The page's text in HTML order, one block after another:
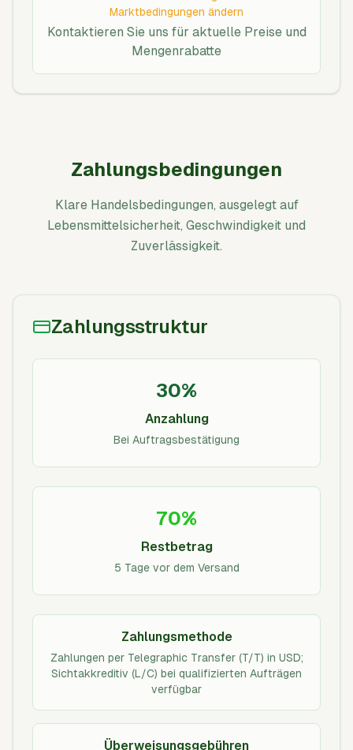
Marktbedingungen ändern
Kontaktieren Sie uns für aktuelle Preise und
Mengenrabatte
Zahlungsbedingungen
Klare Handelsbedingungen, ausgelegt auf
Lebensmittelsicherheit, Geschwindigkeit und
Zuverlässigkeit.
Zahlungsstruktur
30%
Anzahlung
Bei Auftragsbestätigung
70%
Restbetrag
5 Tage vor dem Versand
Zahlungsmethode
Zahlungen per Telegraphic Transfer (T/T) in USD;
Sichtakkreditiv (L/C) bei qualifizierten Aufträgen
verfügbar
Überweisungsgebühren